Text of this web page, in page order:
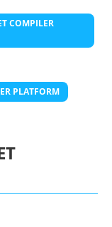
COMPILER
PLATFORM